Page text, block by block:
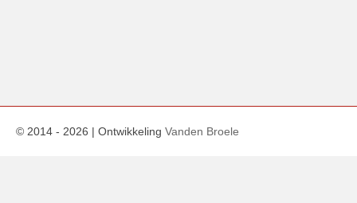
© 2014 - 2026 | Ontwikkeling Vanden Broele